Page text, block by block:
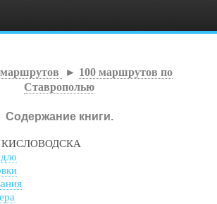
► 100 маршрутов по
Ставрополью
Содержание книги.